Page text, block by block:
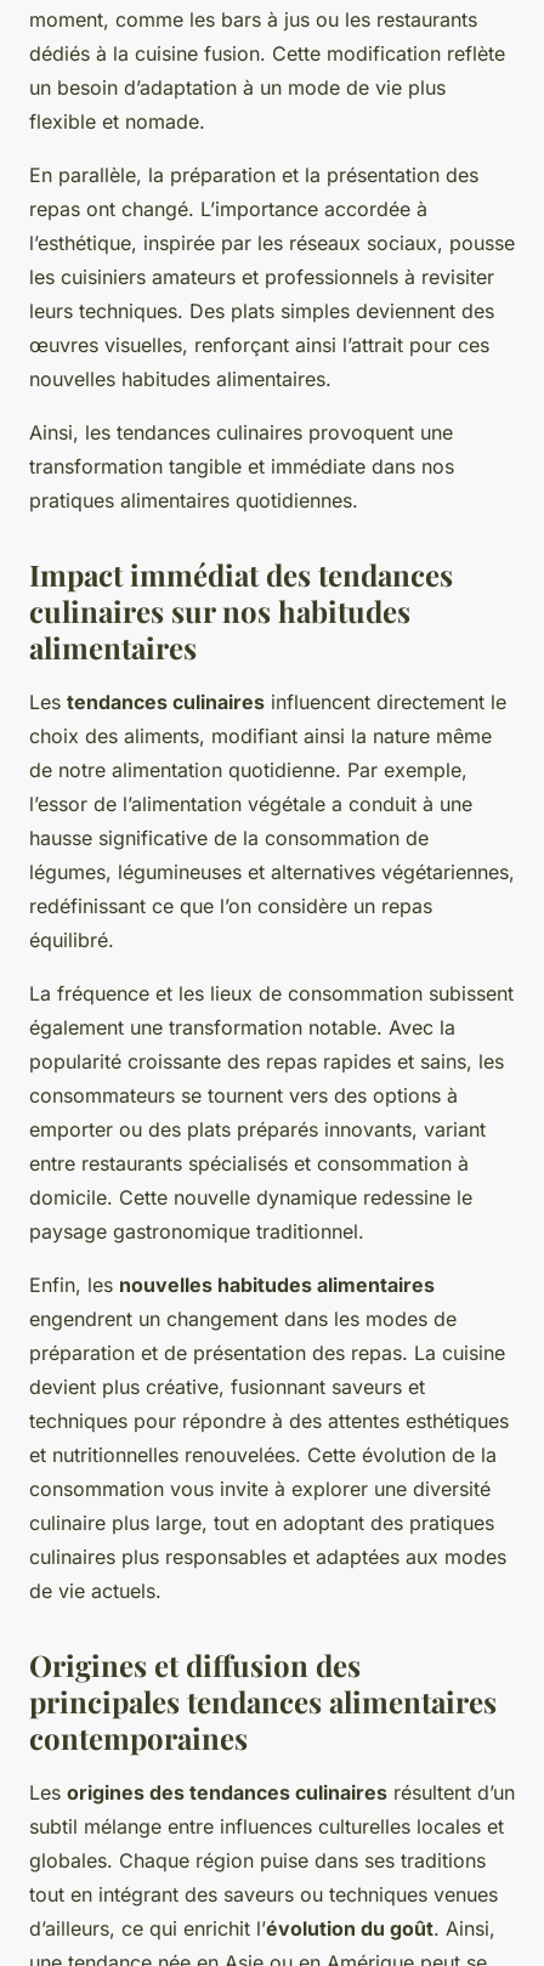
moment, comme les bars à jus ou les restaurants
dédiés à la cuisine fusion. Cette modification reflète
un besoin d’adaptation à un mode de vie plus
flexible et nomade.
En parallèle, la préparation et la présentation des
repas ont changé. L’importance accordée à
l’esthétique, inspirée par les réseaux sociaux, pousse
les cuisiniers amateurs et professionnels à revisiter
leurs techniques. Des plats simples deviennent des
œuvres visuelles, renforçant ainsi l’attrait pour ces
nouvelles habitudes alimentaires.
Ainsi, les tendances culinaires provoquent une
transformation tangible et immédiate dans nos
pratiques alimentaires quotidiennes.
Impact immédiat des tendances
culinaires sur nos habitudes
alimentaires
Les tendances culinaires influencent directement le
choix des aliments, modifiant ainsi la nature même
de notre alimentation quotidienne. Par exemple,
l’essor de l’alimentation végétale a conduit à une
hausse significative de la consommation de
légumes, légumineuses et alternatives végétariennes,
redéfinissant ce que l’on considère un repas
équilibré.
La fréquence et les lieux de consommation subissent
également une transformation notable. Avec la
popularité croissante des repas rapides et sains, les
consommateurs se tournent vers des options à
emporter ou des plats préparés innovants, variant
entre restaurants spécialisés et consommation à
domicile. Cette nouvelle dynamique redessine le
paysage gastronomique traditionnel.
Enfin, les nouvelles habitudes alimentaires
engendrent un changement dans les modes de
préparation et de présentation des repas. La cuisine
devient plus créative, fusionnant saveurs et
techniques pour répondre à des attentes esthétiques
et nutritionnelles renouvelées. Cette évolution de la
consommation vous invite à explorer une diversité
culinaire plus large, tout en adoptant des pratiques
culinaires plus responsables et adaptées aux modes
de vie actuels.
Origines et diffusion des
principales tendances alimentaires
contemporaines
Les origines des tendances culinaires résultent d’un
subtil mélange entre influences culturelles locales et
globales. Chaque région puise dans ses traditions
tout en intégrant des saveurs ou techniques venues
d’ailleurs, ce qui enrichit l’évolution du goût. Ainsi,